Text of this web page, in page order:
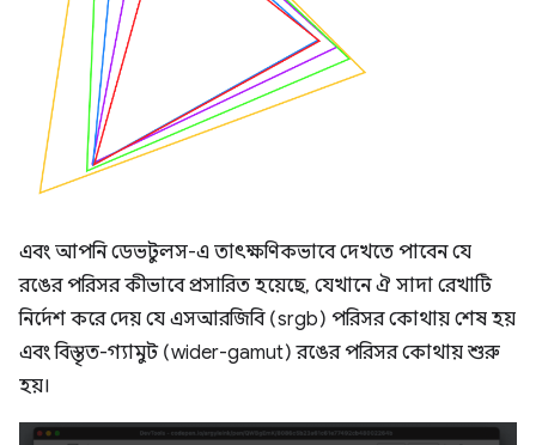
এবং আপনি ডেভটুলস-এ তাৎক্ষণিকভাবে দেখতে পাবেন যে
রঙের পরিসর কীভাবে প্রসারিত হয়েছে, যেখানে ঐ সাদা রেখাটি
নির্দেশ করে দেয় যে এসআরজিবি (srgb) পরিসর কোথায় শেষ হয়
এবং বিস্তৃত-গ্যামুট (wider-gamut) রঙের পরিসর কোথায় শুরু
হয়।